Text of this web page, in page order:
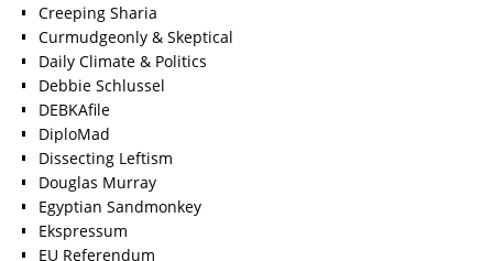
Creeping Sharia
Curmudgeonly & Skeptical
Daily Climate & Politics
Debbie Schlussel
DEBKAfile
DiploMad
Dissecting Leftism
Douglas Murray
Egyptian Sandmonkey
Ekspressum
EU Referendum